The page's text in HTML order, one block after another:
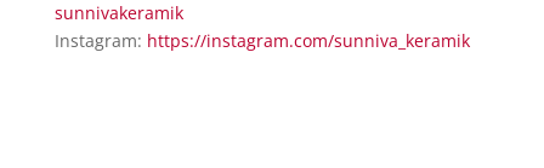
sunnivakeramik
Instagram: https://instagram.com/sunniva_ keramik